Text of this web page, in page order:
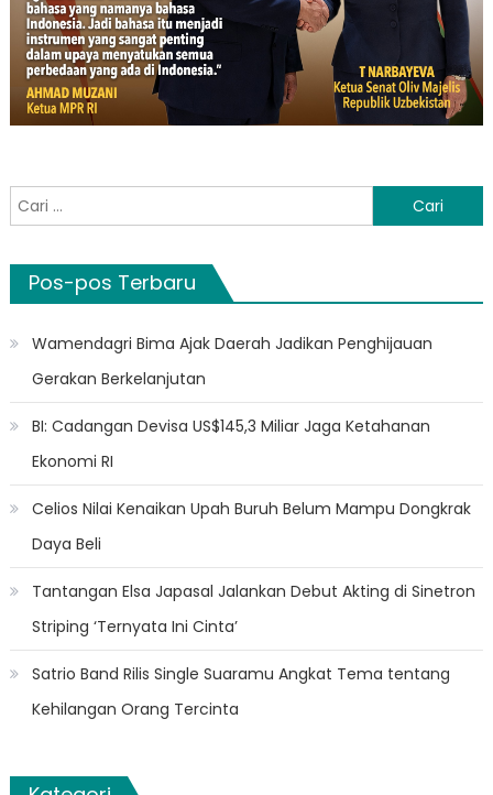
Cari
untuk:
Pos-pos Terbaru
Wamendagri Bima Ajak Daerah Jadikan Penghijauan
Gerakan Berkelanjutan
BI: Cadangan Devisa US$145,3 Miliar Jaga Ketahanan
Ekonomi RI
Celios Nilai Kenaikan Upah Buruh Belum Mampu Dongkrak
Daya Beli
Tantangan Elsa Japasal Jalankan Debut Akting di Sinetron
Striping ‘Ternyata Ini Cinta’
Satrio Band Rilis Single Suaramu Angkat Tema tentang
Kehilangan Orang Tercinta